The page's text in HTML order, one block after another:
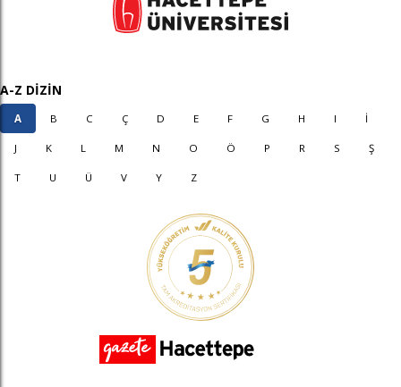
A-Z DİZİN
A B C Ç D E F G H I İ
J K L M N O Ö P R S Ş
T U Ü V Y Z